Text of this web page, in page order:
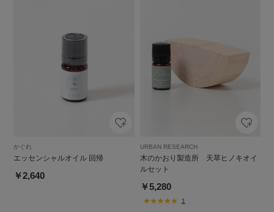
かぐれ
エッセンシャルオイル 回帰
￥2,640
URBAN RESEARCH
木のかおり製造所 天草ヒノキオイ
ルセット
￥5,280
1